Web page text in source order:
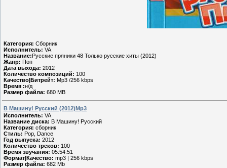
Категория: Сборник
Исполнитель: VA
Название:Русские пряники 48 Только русские хиты (2012)
Жанр: Поп
Дата выхода: 2012
Количество композиций: 100
Качество|Битрейт: Mp3 /256 kbps
Время :н/д
Размер файла: 680 MB
В Машину! Русский (2012)Mp3
Исполнитель: VA
Название диска: В Машину! Русский
Категория: сборник
Стиль: Pop, Dance
Год выпуска: 2012
Количество треков: 100
Время звучания: 05:54:51
Формат|Качество: mp3 | 256 kbps
Размер файла: 682 Mb